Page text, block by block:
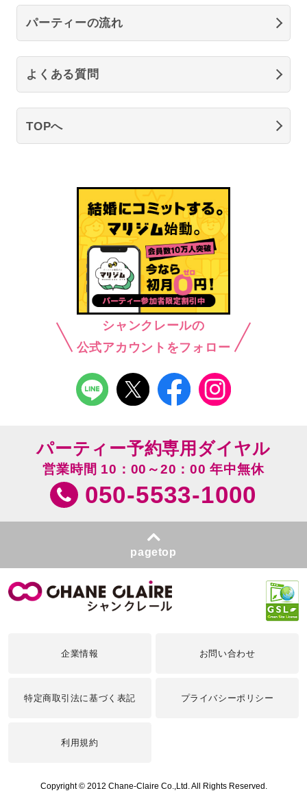
パーティーの流れ
よくある質問
TOPへ
シャンクレールの
公式アカウントをフォロー
パーティー予約専用ダイヤル
営業時間 10：00～20：00 年中無休
050-5533-1000
pagetop
企業情報 お問い合わせ
特定商取引法に基づく表記 プライバシーポリシー
利用規約
Copyright © 2012 Chane-Claire Co.,Ltd. All Rights Reserved.